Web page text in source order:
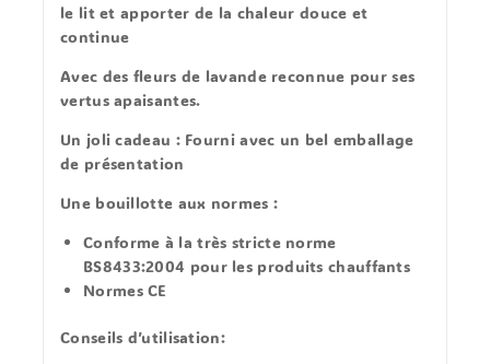
le lit et apporter de la chaleur douce et
continue
Avec des fleurs de lavande reconnue pour ses
vertus apaisantes.
Un joli cadeau : Fourni avec un bel emballage
de présentation
Une bouillotte aux normes :
Conforme à la très stricte norme
BS8433:2004 pour les produits chauffants
Normes CE
Conseils d’utilisation: